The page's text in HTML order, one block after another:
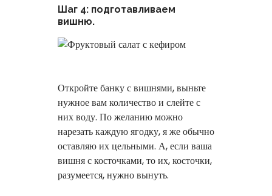
Шаг 4: подготавливаем
вишню.
Откройте банку с вишнями, выньте
нужное вам количество и слейте с
них воду. По желанию можно
нарезать каждую ягодку, я же обычно
оставляю их цельными. А, если ваша
вишня с косточками, то их, косточки,
разумеется, нужно вынуть.